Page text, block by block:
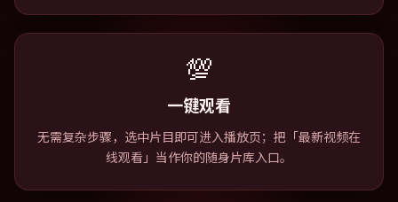
💯
一键观看
无需复杂步骤，选中片目即可进入播放页；把「最新视频在
线观看」当作你的随身片库入口。